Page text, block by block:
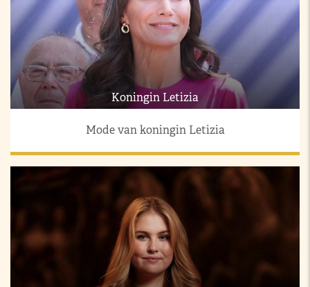
Koningin Letizia
Mode van koningin Letizia